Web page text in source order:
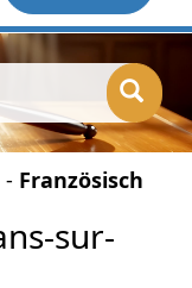
- Französisch
sur-